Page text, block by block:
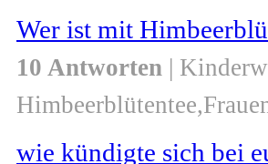
Wer ist mit
10 Antworten |
wie kündigte sich bei